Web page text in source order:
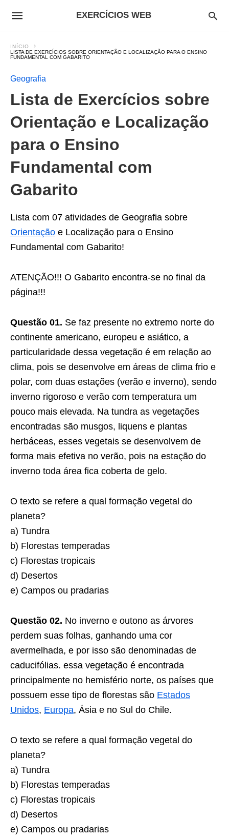
EXERCÍCIOS WEB
INÍCIO
LISTA DE EXERCÍCIOS SOBRE ORIENTAÇÃO E LOCALIZAÇÃO PARA O ENSINO
FUNDAMENTAL COM GABARITO
Geografia
Lista de Exercícios sobre
Orientação e Localização
para o Ensino
Fundamental com
Gabarito
Lista com 07 atividades de Geografia sobre
Orientação e Localização para o Ensino
Fundamental com Gabarito!
ATENÇÃO!!! O Gabarito encontra-se no final da
página!!!
Questão 01. Se faz presente no extremo norte do
continente americano, europeu e asiático, a
particularidade dessa vegetação é em relação ao
clima, pois se desenvolve em áreas de clima frio e
polar, com duas estações (verão e inverno), sendo
inverno rigoroso e verão com temperatura um
pouco mais elevada. Na tundra as vegetações
encontradas são musgos, liquens e plantas
herbáceas, esses vegetais se desenvolvem de
forma mais efetiva no verão, pois na estação do
inverno toda área fica coberta de gelo.
O texto se refere a qual formação vegetal do
planeta?
a) Tundra
b) Florestas temperadas
c) Florestas tropicais
d) Desertos
e) Campos ou pradarias
Questão 02. No inverno e outono as árvores
perdem suas folhas, ganhando uma cor
avermelhada, e por isso são denominadas de
caducifólias. essa vegetação é encontrada
principalmente no hemisfério norte, os países que
possuem esse tipo de florestas são Estados
Unidos, Europa, Ásia e no Sul do Chile.
O texto se refere a qual formação vegetal do
planeta?
a) Tundra
b) Florestas temperadas
c) Florestas tropicais
d) Desertos
e) Campos ou pradarias